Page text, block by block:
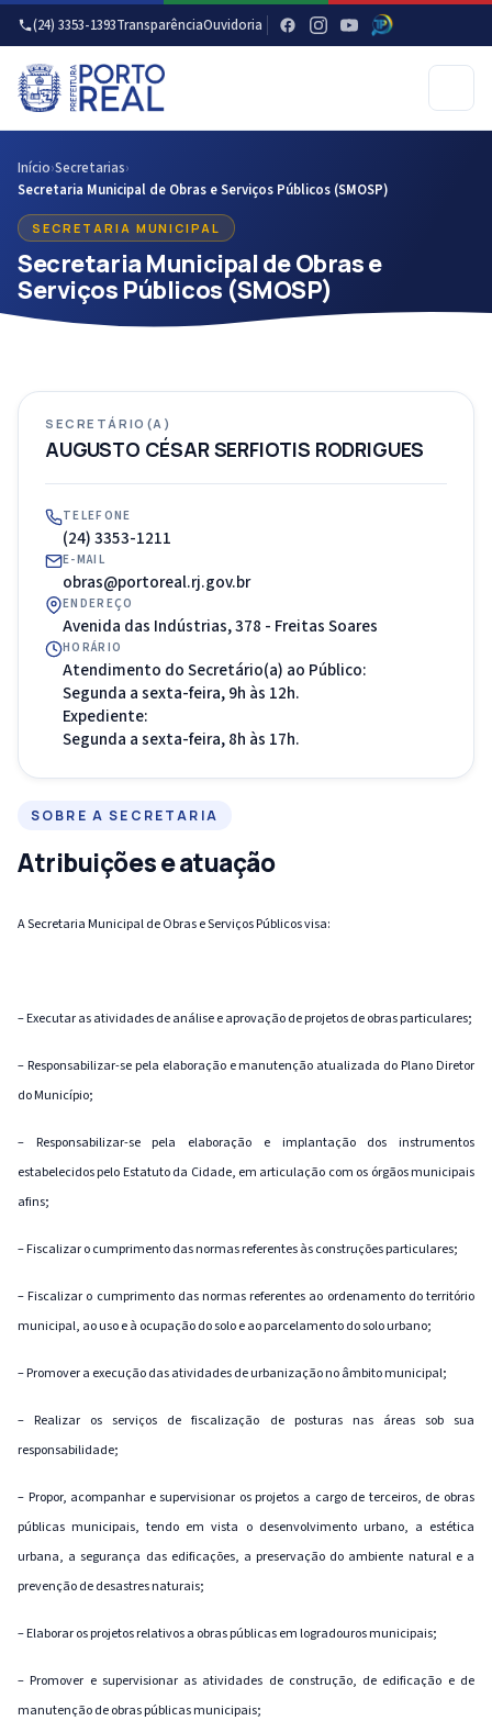
(24) 3353-1393TransparênciaOuvidoria
Início›Secretarias›
Secretaria Municipal de Obras e Serviços Públicos (SMOSP)
SECRETARIA MUNICIPAL
Secretaria Municipal de Obras e
Serviços Públicos (SMOSP)
SECRETÁRIO(A)
AUGUSTO CÉSAR SERFIOTIS RODRIGUES
TELEFONE
(24) 3353-1211
E-MAIL
obras@portoreal.rj.gov.br
ENDEREÇO
Avenida das Indústrias, 378 - Freitas Soares
HORÁRIO
Atendimento do Secretário(a) ao Público:
Segunda a sexta-feira, 9h às 12h.
Expediente:
Segunda a sexta-feira, 8h às 17h.
SOBRE A SECRETARIA
Atribuições e atuação
A Secretaria Municipal de Obras e Serviços Públicos visa:
– Executar as atividades de análise e aprovação de projetos de obras particulares;
– Responsabilizar-se pela elaboração e manutenção atualizada do Plano Diretor
do Município;
– Responsabilizar-se pela elaboração e implantação dos instrumentos
estabelecidos pelo Estatuto da Cidade, em articulação com os órgãos municipais
afins;
– Fiscalizar o cumprimento das normas referentes às construções particulares;
– Fiscalizar o cumprimento das normas referentes ao ordenamento do território
municipal, ao uso e à ocupação do solo e ao parcelamento do solo urbano;
– Promover a execução das atividades de urbanização no âmbito municipal;
– Realizar os serviços de fiscalização de posturas nas áreas sob sua
responsabilidade;
– Propor, acompanhar e supervisionar os projetos a cargo de terceiros, de obras
públicas municipais, tendo em vista o desenvolvimento urbano, a estética
urbana, a segurança das edificações, a preservação do ambiente natural e a
prevenção de desastres naturais;
– Elaborar os projetos relativos a obras públicas em logradouros municipais;
– Promover e supervisionar as atividades de construção, de edificação e de
manutenção de obras públicas municipais;